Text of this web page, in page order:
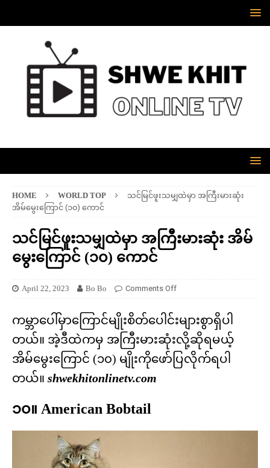
HOME WORLD TOP
သင်မြင်ဖူးသမျှထဲမှာ အကြီးမားဆုံး
အိမ်မွေးကြောင် (၁၀) ကောင်
သင်မြင်ဖူးသမျှထဲမှာ အကြီးမားဆုံး အိမ်
မွေးကြောင် (၁၀) ကောင်
April 22, 2023 Bo Bo Comments Off
ကမ္ဘာပေါ်မှာကြောင်မျိုးစိတ်ပေါင်းများစွာရှိပါ
တယ်။ အဲ့ဒီထဲကမှ အကြီးမားဆုံးလို့ဆိုရမယ့်
အိမ်မွေးကြောင် (၁၀) မျိုးကိုဖော်ပြလိုက်ရပါ
တယ်။ shwekhitonlinetv.com
၁၀။ American Bobtail